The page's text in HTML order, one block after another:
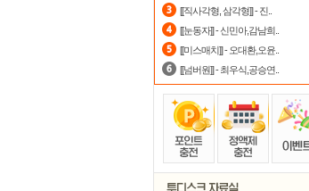
[[직사각형, 삼각형]] - 진..
[[눈동자]] - 신민아,감남희..
[[미스매치]] - 오대환,오윤..
[[넘버원]] - 최우식,공승연..